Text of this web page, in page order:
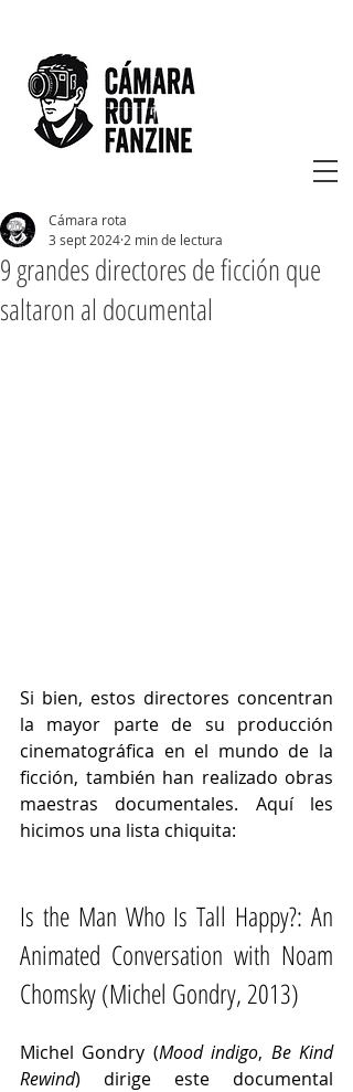
9 grandes directores de ficción que
saltaron al documental
Cámara rota
3 sept 2024 2 min de lectura
Si bien, estos directores concentran
la mayor parte de su producción
cinematográfica en el mundo de la
ficción, también han realizado obras
maestras documentales. Aquí les
hicimos una lista chiquita:
Is the Man Who Is Tall Happy?: An
Animated Conversation with Noam
Chomsky (Michel Gondry, 2013)
Michel Gondry (Mood indigo, Be Kind
Rewind) dirige este documental